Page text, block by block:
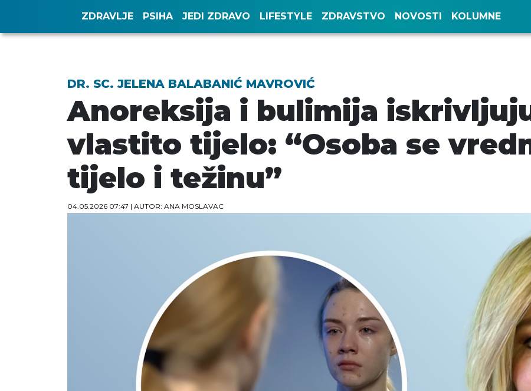
ZDRAVLJE PSIHA JEDI ZDRAVO LIFESTYLE ZDRAVSTVO NOVOSTI KOLUMNE
DR. SC. JELENA BALABANIĆ MAVROVIĆ
Anoreksija i bulimija
vlastito tijelo: “Osoba se
tijelo i težinu”
04.05.2026 07:47 | AUTOR: ANA MOSLAVAC